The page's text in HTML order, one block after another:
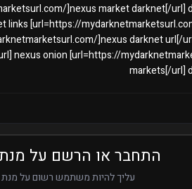
]nexus market darknet[/url]
[url=https://
]nexus darknet url[/
nexus onion [url=https://
markets[/url]
התחבר או הרשם על
עליך להיות משתמש רשום על מנת